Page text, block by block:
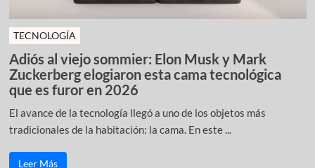
TECNOLOGÍA
Adiós al viejo sommier: Elon Musk y Mark
Zuckerberg elogiaron esta cama tecnológica
que es furor en 2026
El avance de la tecnología llegó a uno de los objetos más
tradicionales de la habitación: la cama. En este ...
Leer Más